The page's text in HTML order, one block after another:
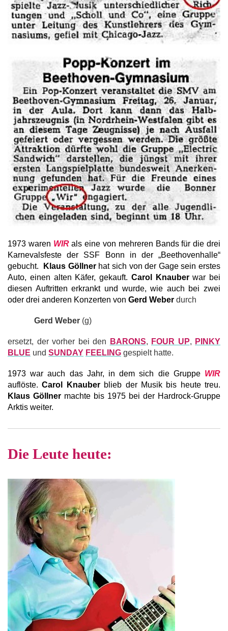
1973 waren WIR als eine von mehreren Bands für die drei
Karnevalsfeste der SSF Bonn in der „Beethovenhalle“
gebucht.
Klaus Göllnerhat sich von der Gage sein erstes
Auto, einen alten Käfer, gekauft. Carol Knauberwar bei
diesen Auftritten erkrankt und wurde, wie auch bei zwei
oder drei anderen Konzerten von Gerd Weber durch
Gerd Weber (g)
ersetzt, der vorher bei den BARONS, FOUR UP, PINKY
BLUE und SUNDAY FEELING gespielt hatte.
1973 war auch das Jahr, in dem sich die Gruppe WIR
auflöste.Carol Knauberblieb der Musik bis heute treu.
Klaus Göllner machte bis 1975 bei der Hardrock-Gruppe
Arktis weiter.
Die Leute heute: